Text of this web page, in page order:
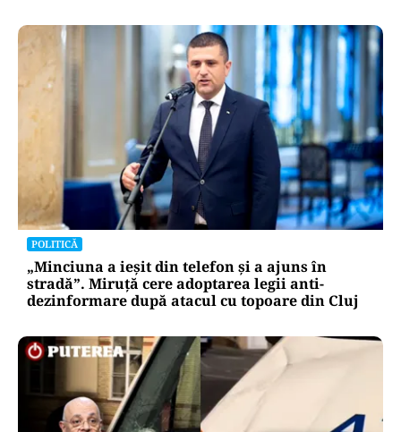
POLITICĂ
„Minciuna a ieșit din telefon și a ajuns în
stradă”. Miruță cere adoptarea legii anti-
dezinformare după atacul cu topoare din Cluj